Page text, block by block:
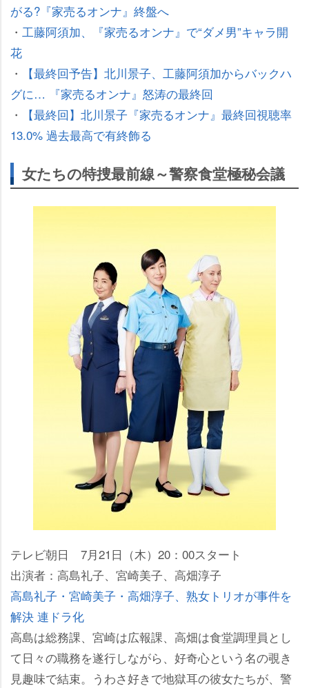
がる?『家売るオンナ』終盤へ
・ 工藤阿須加、『家売るオンナ』で“ダメ男”キャラ開
花
・
【最終回予告】北川景子、工藤阿須加からバックハ
グに… 『家売るオンナ』怒涛の最終回
・
【最終回】北川景子『家売るオンナ』最終回視聴率
13.0% 過去最高で有終飾る
女たちの特捜最前線～警察食堂極秘会議
テレビ朝日 7月21日（木）20：00スタート
出演者：高島礼子、宮崎美子、高畑淳子
高島礼子・宮崎美子・高畑淳子、熟女トリオが事件を
解決 連ドラ化
高島は総務課、宮崎は広報課、高畑は食堂調理員とし
て日々の職務を遂行しながら、好奇心という名の覗き
見趣味で結束。うわさ好きで地獄耳の彼女たちが、警